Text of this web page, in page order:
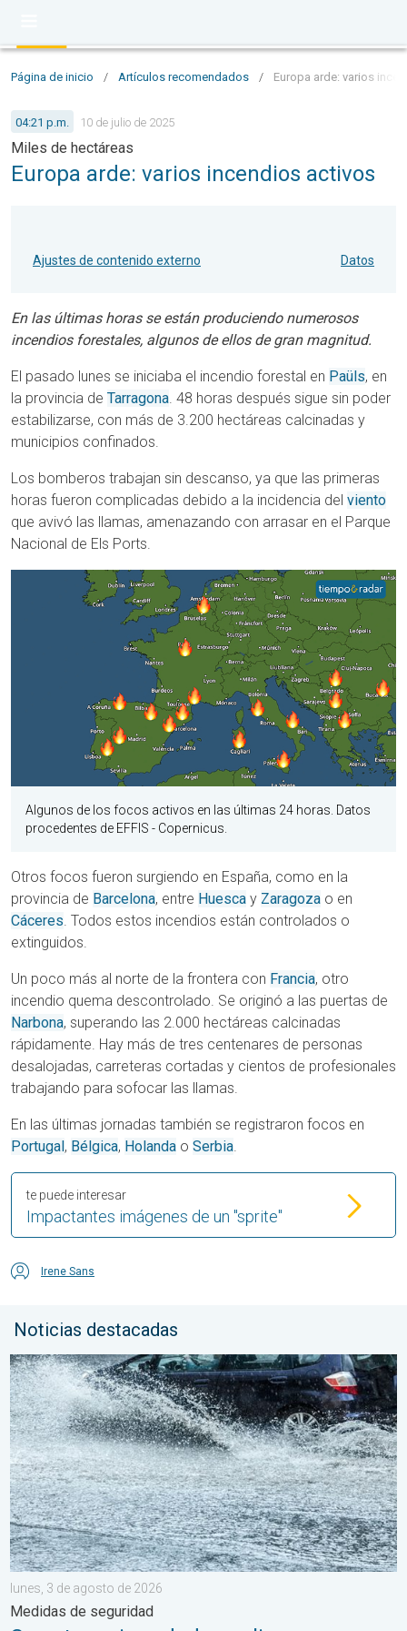
Página de inicio / Artículos recomendados / Europa arde: varios
04:21 p.m. 10 de julio de 2025
Miles de hectáreas
Europa arde: varios incendios activos
Ajustes de contenido externo Datos
En las últimas horas se están produciendo numerosos
incendios forestales, algunos de ellos de gran magnitud.
El pasado lunes se iniciaba el incendio forestal en Paüls, en
la provincia de Tarragona. 48 horas después sigue sin poder
estabilizarse, con más de 3.200 hectáreas calcinadas y
municipios confinados.
Los bomberos trabajan sin descanso, ya que las primeras
horas fueron complicadas debido a la incidencia del viento
que avivó las llamas, amenazando con arrasar en el Parque
Nacional de Els Ports.
Algunos de los focos activos en las últimas 24 horas. Datos
procedentes de EFFIS - Copernicus.
Otros focos fueron surgiendo en España, como en la
provincia de Barcelona, entre Huesca y Zaragoza o en
Cáceres. Todos estos incendios están controlados o
extinguidos.
Un poco más al norte de la frontera con Francia, otro
incendio quema descontrolado. Se originó a las puertas de
Narbona, superando las 2.000 hectáreas calcinadas
rápidamente. Hay más de tres centenares de personas
desalojadas, carreteras cortadas y cientos de profesionales
trabajando para sofocar las llamas.
En las últimas jornadas también se registraron focos en
Portugal , Bélgica, Holanda o Serbia.
Impactantes imágenes de un "sprite"
te puede interesar
Irene Sans
Noticias destacadas
Carreteras inundadas peligrosas. Medidas de seguridad. . .
lunes, 3 de agosto de 2026
Medidas de seguridad